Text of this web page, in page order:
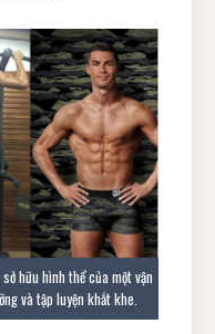
hữu hình thể của một vận
và tập luyện khắt khe.